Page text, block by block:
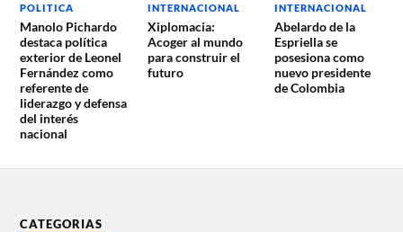
POLITICA
Manolo Pichardo
destaca política
exterior de Leonel
Fernández como
referente de
liderazgo y defensa
del interés
nacional
INTERNACIONAL
Xiplomacia:
Acoger al mundo
para construir el
futuro
INTERNACIONAL
Abelardo de la
Espriella se
posesiona como
nuevo presidente
de Colombia
CATEGORIAS